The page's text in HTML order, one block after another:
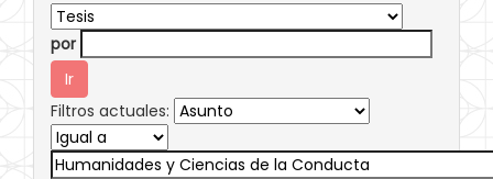
por
Filtros actuales: